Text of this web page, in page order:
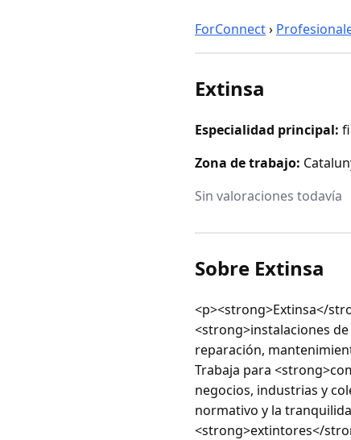
ForConnect›
Extinsa
Especialidad principal:
Zona de trabajo:
Sin valoraciones todavía
Sobre Extinsa
<p><strong>Extinsa</
<strong>instalaciones
reparación,
Trabaja para
negocios, industrias y
normativo y la
<strong>extintores</